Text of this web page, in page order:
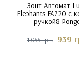
Зонт Автомат
Elephants FA720 с
ручкой8
1 055 грн. 939